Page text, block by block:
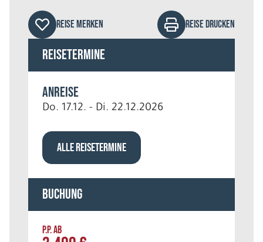
REISE MERKEN REISE DRUCKEN
Reisetermine
Anreise
Do. 17.12. - Di. 22.12.2026
ALLE REISETERMINE
Buchung
P.P. AB